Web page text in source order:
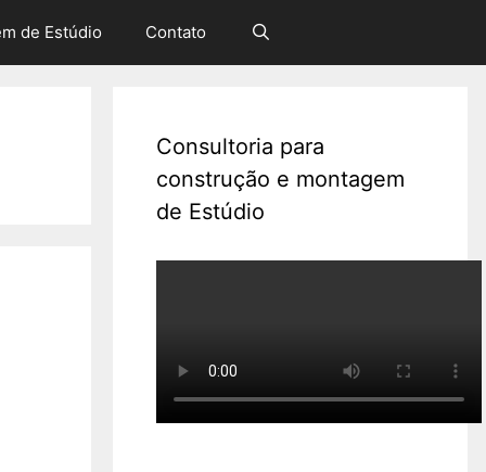
de Estúdio Contato
Consultoria para
construção e montagem
de Estúdio